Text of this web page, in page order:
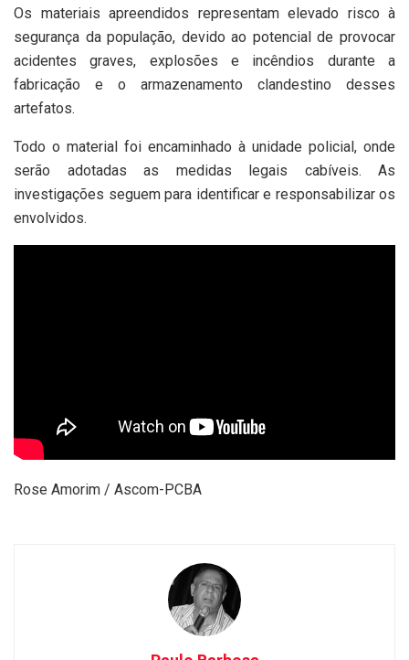
Os materiais apreendidos representam elevado risco à
segurança da população, devido ao potencial de provocar
acidentes graves, explosões e incêndios durante a
fabricação e o armazenamento clandestino desses
artefatos.
Todo o material foi encaminhado à unidade policial, onde
serão adotadas as medidas legais cabíveis. As
investigações seguem para identificar e responsabilizar os
envolvidos.
Rose Amorim / Ascom-PCBA